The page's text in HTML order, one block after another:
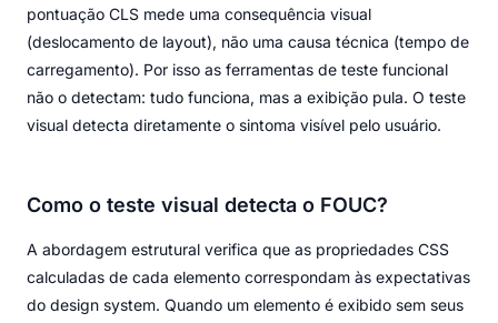
pontuação CLS mede uma consequência visual
(deslocamento de layout), não uma causa técnica (tempo de
carregamento). Por isso as ferramentas de teste funcional
não o detectam: tudo funciona, mas a exibição pula. O teste
visual detecta diretamente o sintoma visível pelo usuário.
Como o teste visual detecta o FOUC?
A abordagem estrutural verifica que as propriedades CSS
calculadas de cada elemento correspondam às expectativas
do design system. Quando um elemento é exibido sem seus